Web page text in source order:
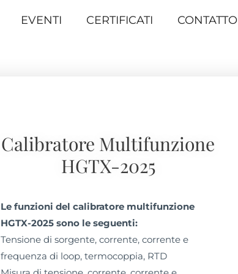
EVENTI CERTIFICATI CONTATTO
Calibratore Multifunzione
HGTX-2025
Le funzioni del calibratore multifunzione
HGTX-2025 sono le seguenti:
Tensione di sorgente, corrente, corrente e
frequenza di loop, termocoppia, RTD